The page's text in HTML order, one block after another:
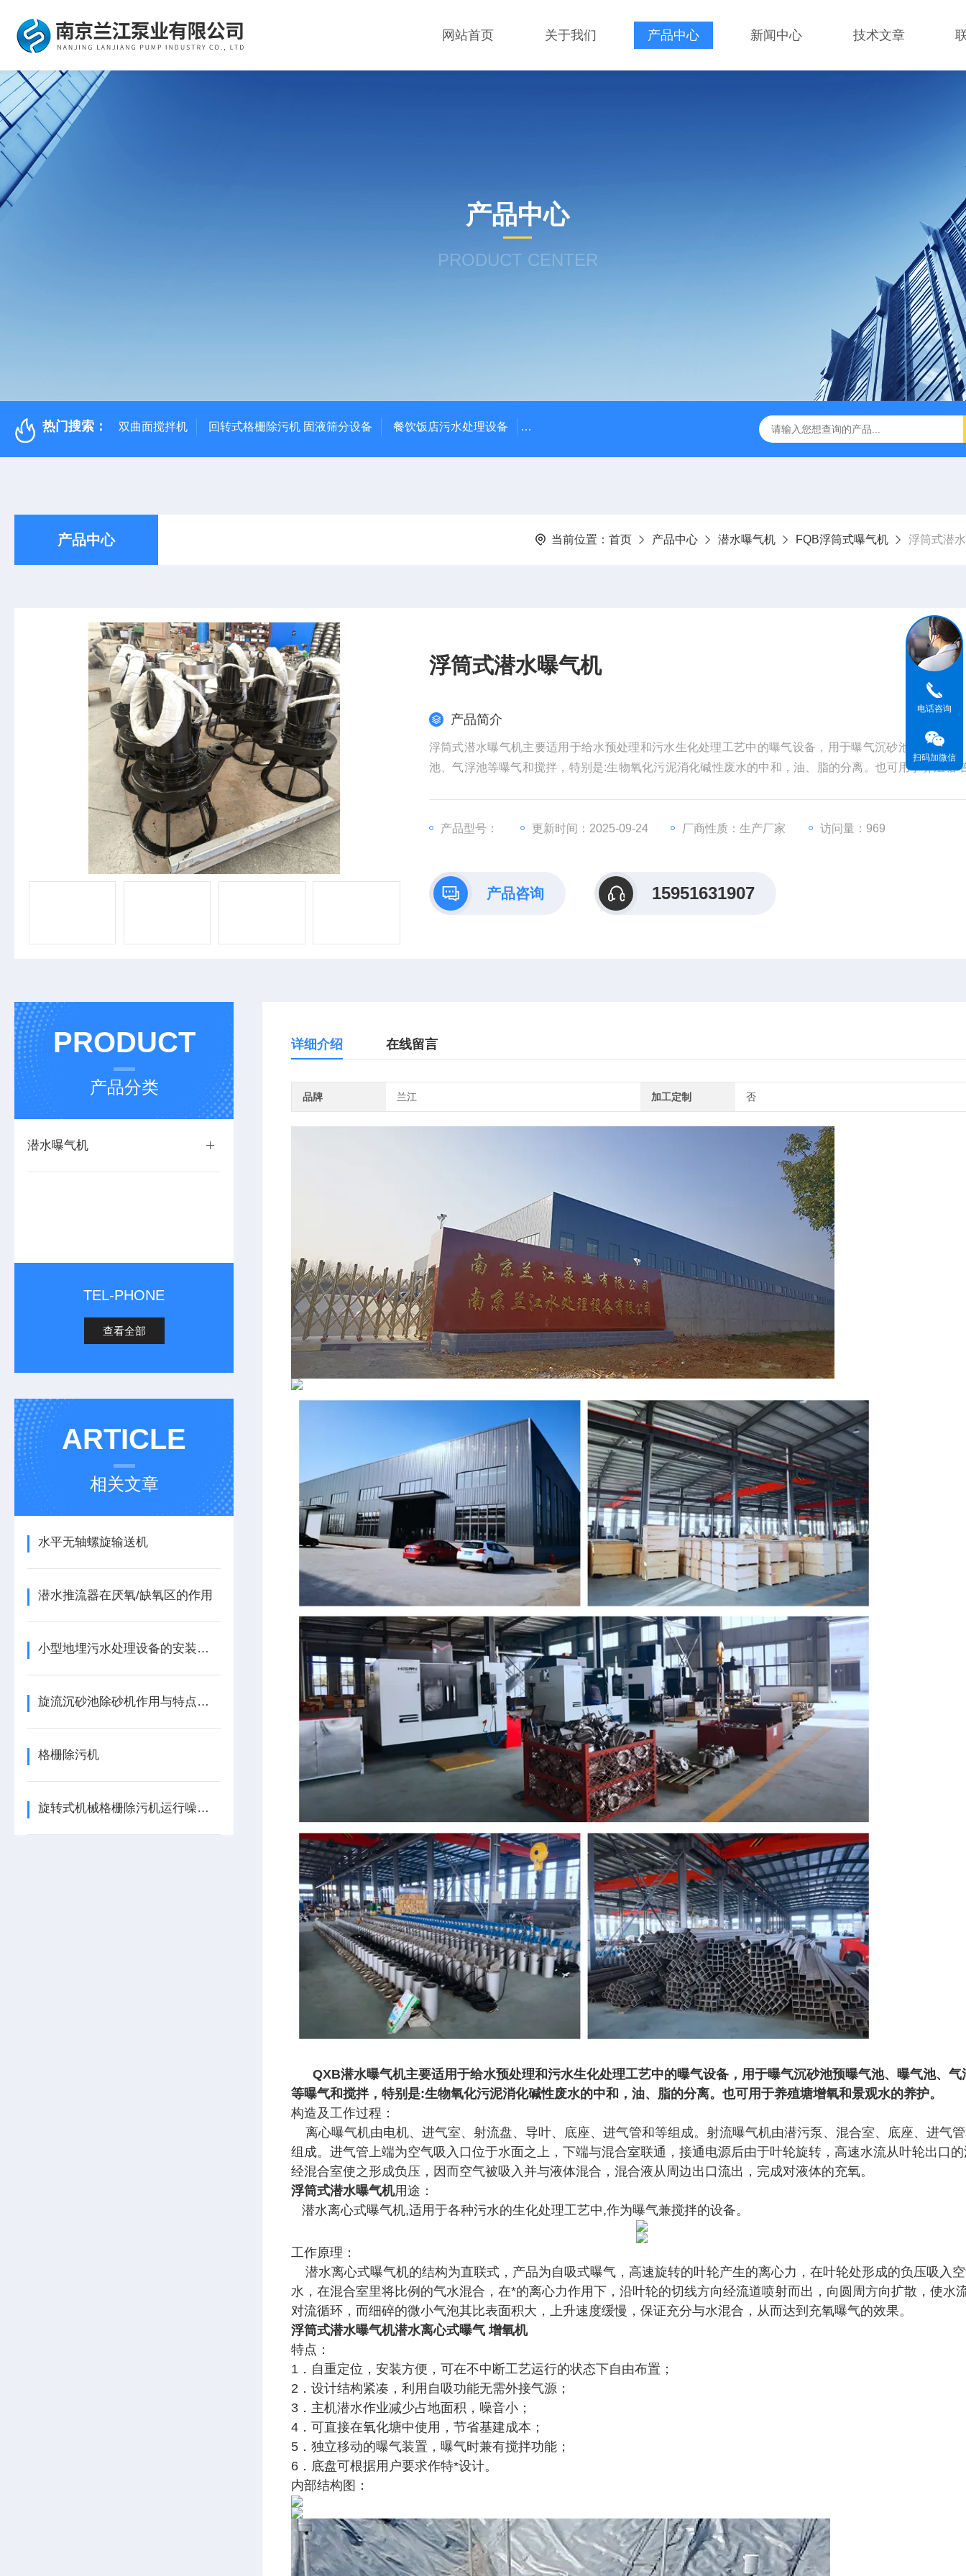
网站首页 关于我们 产品中心 新闻中心 技术文章
产品中心
PRODUCT CENTER
热门搜索： 双曲面搅拌机 回转式格栅除污机 固液筛分设备 餐饮饭店污水处理设备 高密度沉淀池中心传动刮泥机 伞型双曲面立式搅拌机 WNG5二沉池刮吸泥机原
产品中心 当前位置： 首页 产品中心 潜水曝气机 FQB浮筒式曝气机 浮筒式潜
浮筒式潜水曝气机
产品简介
浮筒式潜水曝气机主要适用于给水预处理和污水生化处理工艺中的曝气设备，用于曝气沉砂池预曝气池
池、气浮池等曝气和搅拌，特别是:生物氧化污泥消化碱性废水的中和，油、脂的分离。也可用于养殖塘
产品型号： 更新时间：2025-09-24 厂商性质：生产厂家 访问量：969
产品咨询 15951631907
PRODUCT
产品分类
潜水曝气机
TEL-PHONE
查看全部
ARTICLE
相关文章
水平无轴螺旋输送机
潜水推流器在厌氧/缺氧区的作用
小型地埋污水处理设备的安装要求,都知道了吗
旋流沉砂池除砂机作用与特点有哪些
格栅除污机
旋转式机械格栅除污机运行噪音大详细分解
详细介绍 在线留言
品牌 兰江 加工定制 否
QXB潜水曝气机主要适用于给水预处理和污水生化处理工艺中的曝气设备，用于曝气沉砂池预曝气池、曝气池、气
等曝气和搅拌，特别是:生物氧化污泥消化碱性废水的中和，油、脂的分离。也可用于养殖塘增氧和景观水的养护。
构造及工作过程：
离心曝气机由电机、进气室、射流盘、导叶、底座、进气管和等组成。射流曝气机由潜污泵、混合室、底座、进气
组成。进气管上端为空气吸入口位于水面之上，下端与混合室联通，接通电源后由于叶轮旋转，高速水流从叶轮出口
经混合室使之形成负压，因而空气被吸入并与液体混合，混合液从周边出口流出，完成对液体的充氧。
浮筒式潜水曝气机用途：
潜水离心式曝气机,适用于各种污水的生化处理工艺中,作为曝气兼搅拌的设备。
工作原理：
潜水离心式曝气机的结构为直联式，产品为自吸式曝气，高速旋转的叶轮产生的离心力，在叶轮处形成的负压吸入
水，在混合室里将比例的气水混合，在*的离心力作用下，沿叶轮的切线方向经流道喷射而出，向圆周方向扩散，使水
对流循环，而细碎的微小气泡其比表面积大，上升速度缓慢，保证充分与水混合，从而达到充氧曝气的效果。
浮筒式潜水曝气机潜水离心式曝气 增氧机
特点：
1．自重定位，安装方便，可在不中断工艺运行的状态下自由布置；
2．设计结构紧凑，利用自吸功能无需外接气源；
3．主机潜水作业减少占地面积，噪音小；
4．可直接在氧化塘中使用，节省基建成本；
5．独立移动的曝气装置，曝气时兼有搅拌功能；
6．底盘可根据用户要求作特*设计。
内部结构图：
电话咨询
扫码加微信